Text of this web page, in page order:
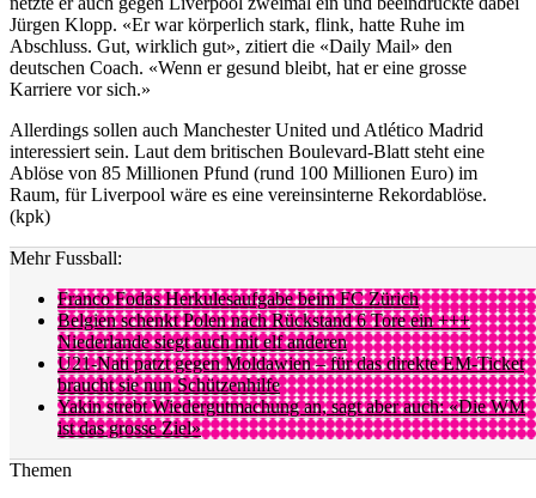
Jürgen Klopp. «Er war körperlich stark, flink, hatte Ruhe im
Abschluss. Gut, wirklich gut», zitiert die «Daily Mail» den
deutschen Coach. «Wenn er gesund bleibt, hat er eine grosse
Karriere vor sich.»
Allerdings sollen auch Manchester United und Atlético Madrid
interessiert sein. Laut dem britischen Boulevard-Blatt steht eine
Ablöse von 85 Millionen Pfund (rund 100 Millionen Euro) im
Raum, für Liverpool wäre es eine vereinsinterne Rekordablöse.
(kpk)
Mehr Fussball:
Franco Fodas Herkulesaufgabe beim FC Zürich
Belgien schenkt Polen nach Rückstand 6 Tore ein +++
Niederlande siegt auch mit elf anderen
U21-Nati patzt gegen Moldawien – für das direkte EM-Ticket
braucht sie nun Schützenhilfe
Yakin strebt Wiedergutmachung an, sagt aber auch: «Die WM
ist das grosse Ziel»
Themen